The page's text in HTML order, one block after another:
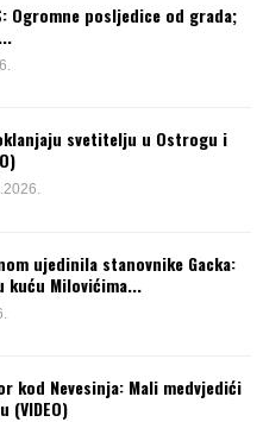
Ogromne posljedice od grada;
svetitelju u Ostrogu i
ujedinila stanovnike Gacka:
kuću Milovićima...
kod Nevesinja: Mali medvjedići
(VIDEO)